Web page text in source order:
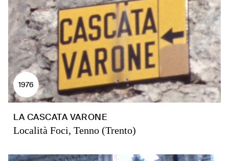
1976
LA CASCATA VARONE
Località Foci, Tenno (Trento)